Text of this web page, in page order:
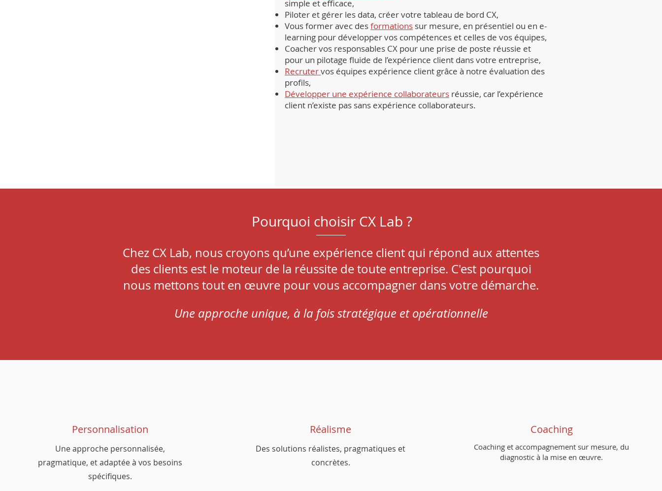
simple et efficace,
Piloter et gérer les data, créer votre tableau de bord CX,
Vous former avec desformations sur mesure, en présentiel ou en e-
learning pour développer vos compétences et celles de vos équipes,
Coacher vos responsables CX pour une prise de poste réussie et
pour un pilotage fluide de l’expérience client dans votre entreprise,
Recrutervos équipes expérience client grâce à notre évaluation des
profils,
Développer une expérience collaborateurs réussie, car l’expérience
client n’existe pas sans expérience collaborateurs.
Pourquoi choisir CX Lab ?
Chez CX Lab, nous croyons qu’une expérience client qui répond aux attentes
des clients est le moteur de la réussite de toute entreprise. C'est pourquoi
nous mettons tout en œuvre pour vous accompagner dans votre démarche.
Une approche unique, à la fois stratégique et opérationnelle
Personnalisation
Une approche personnalisée,
pragmatique, et adaptée à vos besoins
spécifiques.
Réalisme
Des solutions réalistes, pragmatiques et
concrètes.
Coaching
Coaching et accompagnement sur mesure, du
diagnostic à la mise en œuvre.